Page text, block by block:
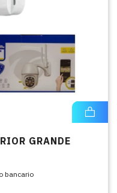
GRANDE
bancario